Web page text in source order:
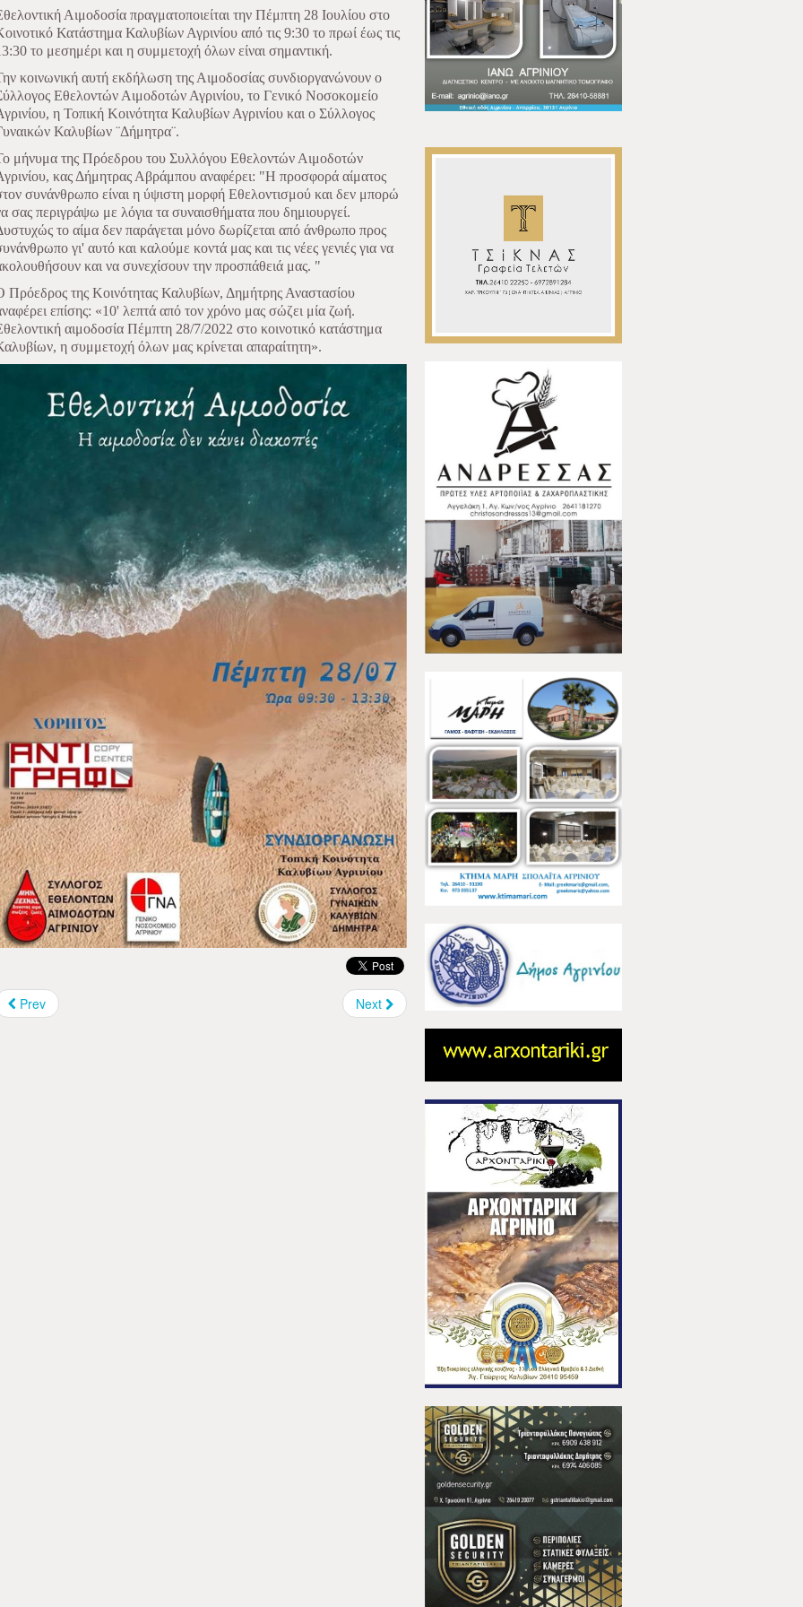
Αιμοδοσία πραγματοποιείται την Πέμπτη 28 Ιουλίου στο
Κατάστημα Καλυβίων Αγρινίου από τις 9:30 το πρωί έως τις
το μεσημέρι και η συμμετοχή όλων είναι σημαντική.
κοινωνική αυτή εκδήλωση της Αιμοδοσίας συνδιοργανώνουν ο
Εθελοντών Αιμοδοτών Αγρινίου, το Γενικό Νοσοκομείο
η Τοπική Κοινότητα Καλυβίων Αγρινίου και ο Σύλλογος
Καλυβίων ¨Δήμητρα¨.
μήνυμα της Πρόεδρου του Συλλόγου Εθελοντών Αιμοδοτών
κας Δήμητρας Αβράμπου αναφέρει: "Η προσφορά αίματος
συνάνθρωπο είναι η ύψιστη μορφή Εθελοντισμού και δεν μπορώ
σας περιγράψω με λόγια τα συναισθήματα που δημιουργεί.
το αίμα δεν παράγεται μόνο δωρίζεται από άνθρωπο προς
γι' αυτό και καλούμε κοντά μας και τις νέες γενιές για να
και να συνεχίσουν την προσπάθειά μας. "
Πρόεδρος της Κοινότητας Καλυβίων, Δημήτρης Αναστασίου
επίσης: «10' λεπτά από τον χρόνο μας σώζει μία ζωή.
αιμοδοσία Πέμπτη 28/7/2022 στο κοινοτικό κατάστημα
η συμμετοχή όλων μας κρίνεται απαραίτητη».
Prev Next